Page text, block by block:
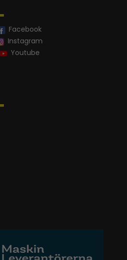
Facebook
Instagram
Youtube